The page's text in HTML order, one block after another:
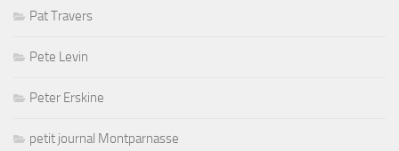
Pat Travers
Pete Levin
Peter Erskine
petit journal Montparnasse